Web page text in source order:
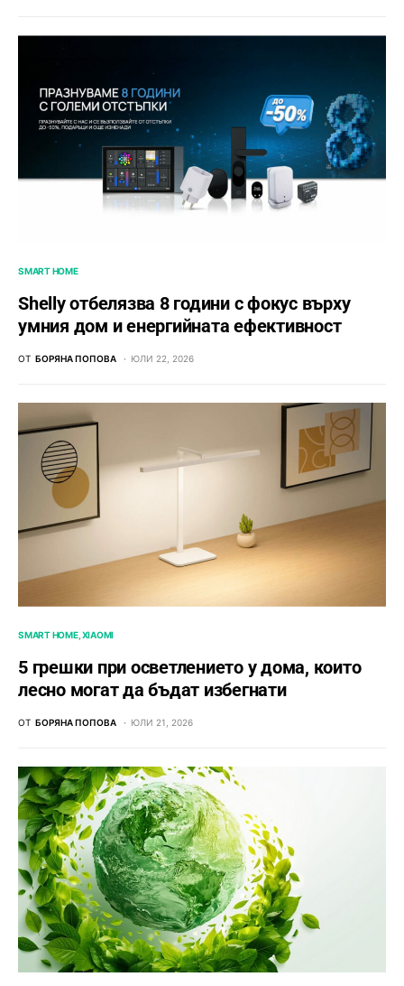
SMART HOME
Shelly отбелязва 8 години с фокус върху
умния дом и енергийната ефективност
ОТ БОРЯНА ПОПОВА ЮЛИ 22, 2026
SMART HOME XIAOMI
5 грешки при осветлението у дома, които
лесно могат да бъдат избегнати
ОТ БОРЯНА ПОПОВА ЮЛИ 21, 2026